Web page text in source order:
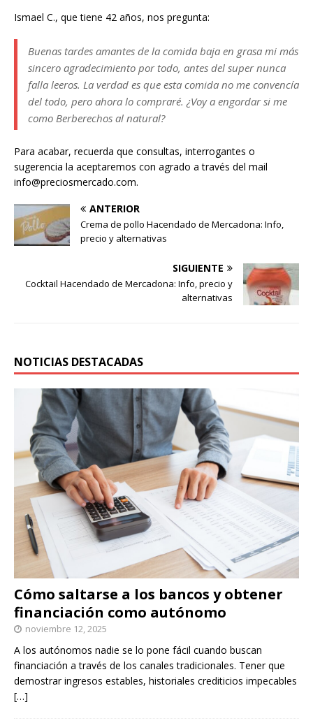
Ismael C., que tiene 42 años, nos pregunta:
Buenas tardes amantes de la comida baja en grasa mi más
sincero agradecimiento por todo, antes del super nunca
falla leeros. La verdad es que esta comida no me convencía
del todo, pero ahora lo compraré. ¿Voy a engordar si me
como Berberechos al natural?
Para acabar, recuerda que consultas, interrogantes o
sugerencia la aceptaremos con agrado a través del mail
info@preciosmercado.com.
ANTERIOR
Crema de pollo Hacendado de Mercadona: Info,
precio y alternativas
SIGUIENTE
Cocktail Hacendado de Mercadona: Info, precio y
alternativas
NOTICIAS DESTACADAS
Cómo saltarse a los bancos y obtener
financiación como autónomo
noviembre 12, 2025
A los autónomos nadie se lo pone fácil cuando buscan
financiación a través de los canales tradicionales. Tener que
demostrar ingresos estables, historiales crediticios impecables
[…]